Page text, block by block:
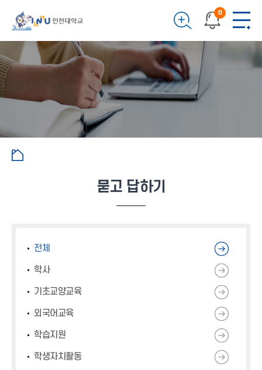
0
묻고 답하기
전체
학사
기초교양교육
외국어교육
학습지원
학생자치활동